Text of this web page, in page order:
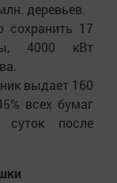
деревьев.
сохранить 17
4000 кВт
выдает 160
всех бумаг
после